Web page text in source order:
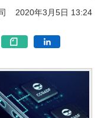
2020年3月5日 13:24